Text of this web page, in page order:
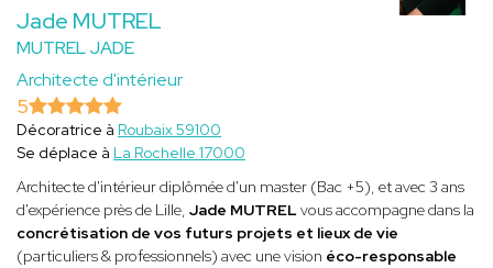
Jade MUTREL
MUTREL JADE
Architecte d'intérieur
5
Décoratrice à Roubaix 59100
Se déplace à La Rochelle 17000
Architecte d'intérieur diplômée d'un master (Bac +5), et avec 3 ans
d'expérience près de Lille, Jade MUTRELvous accompagne dans la
concrétisation de vos futurs projets et lieux de vie
(particuliers & professionnels) avec une vision éco-responsable